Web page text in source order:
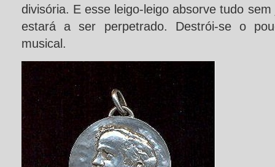
divisória. E esse leigo-leigo absorve tudo
estará a ser perpetrado. Destrói-se o
musical.